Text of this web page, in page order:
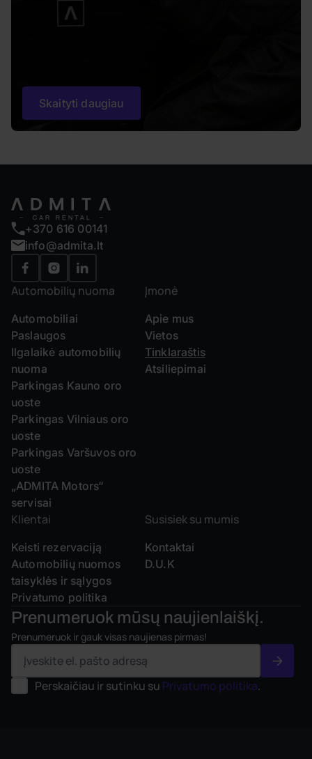
Skaityti daugiau
+370 616 00141
info@admita.lt
Automobilių nuoma
Automobiliai
Paslaugos
Ilgalaikė automobilių
nuoma
Parkingas Kauno oro
uoste
Parkingas Vilniaus oro
uoste
Parkingas Varšuvos oro
uoste
„ADMITA Motors“
servisai
Įmonė
Apie mus
Vietos
Tinklaraštis
Atsiliepimai
Klientai
Keisti rezervaciją
Automobilių nuomos
taisyklės ir sąlygos
Privatumo politika
Susisiek su mumis
Kontaktai
D.U.K
Prenumeruok mūsų naujienlaiškį.
Prenumeruok ir gauk visas naujienas pirmas!
Perskaičiau ir sutinku su Privatumo politika.